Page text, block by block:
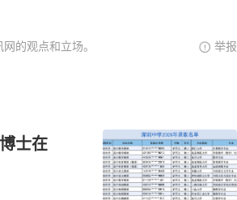
的观点和立场。 举报
士在